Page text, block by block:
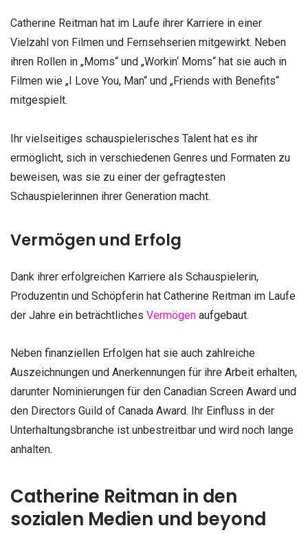
Catherine Reitman hat im Laufe ihrer Karriere in einer
Vielzahl von Filmen und Fernsehserien mitgewirkt. Neben
ihren Rollen in „Moms“ und „Workin‘ Moms“ hat sie auch in
Filmen wie „I Love You, Man“ und „Friends with Benefits“
mitgespielt.
Ihr vielseitiges schauspielerisches Talent hat es ihr
ermöglicht, sich in verschiedenen Genres und Formaten zu
beweisen, was sie zu einer der gefragtesten
Schauspielerinnen ihrer Generation macht.
Vermögen und Erfolg
Dank ihrer erfolgreichen Karriere als Schauspielerin,
Produzentin und Schöpferin hat Catherine Reitman im Laufe
der Jahre ein beträchtliches Vermögen aufgebaut.
Neben finanziellen Erfolgen hat sie auch zahlreiche
Auszeichnungen und Anerkennungen für ihre Arbeit erhalten,
darunter Nominierungen für den Canadian Screen Award und
den Directors Guild of Canada Award. Ihr Einfluss in der
Unterhaltungsbranche ist unbestreitbar und wird noch lange
anhalten.
Catherine Reitman in den
sozialen Medien und beyond